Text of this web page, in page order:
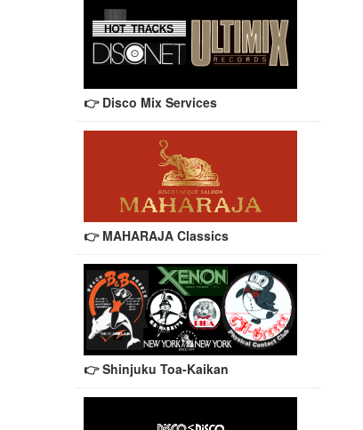
👉 Disco Mix Services
👉 MAHARAJA Classics
👉 Shinjuku Toa-Kaikan